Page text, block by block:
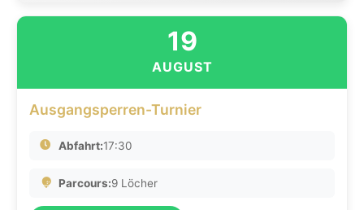
19
AUGUST
Ausgangsperren-Turnier
Abfahrt:17:30
Parcours:9 Löcher